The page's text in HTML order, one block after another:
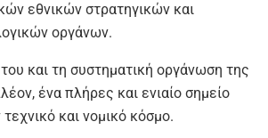
εθνικών στρατηγικών και
οργάνων.
και τη συστηματική οργάνωση της
ένα πλήρες και ενιαίο σημείο
και νομικό κόσμο.